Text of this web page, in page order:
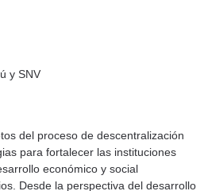
y SNV
del proceso de descentralización
para fortalecer las instituciones
económico y social
Desde la perspectiva del desarrollo